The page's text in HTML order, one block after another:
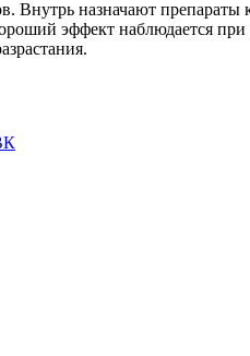
назначают препараты
эффект наблюдается